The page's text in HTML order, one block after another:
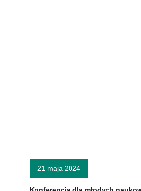
21 maja 2024